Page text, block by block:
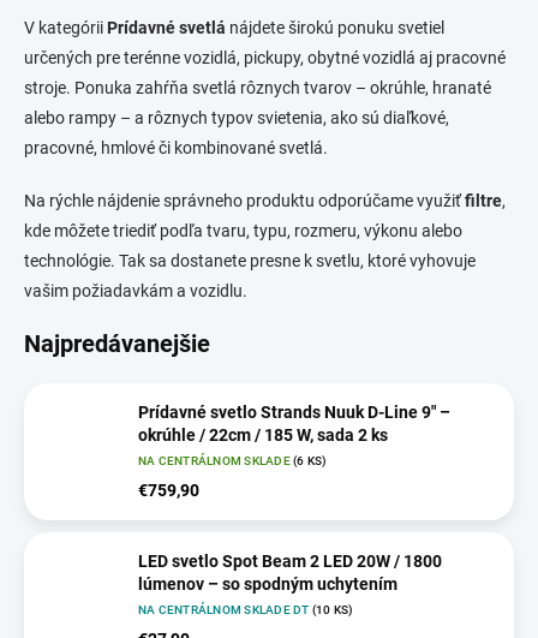
V kategóriiPrídavné svetlá nájdete širokú ponuku svetiel
určených pre terénne vozidlá, pickupy, obytné vozidlá aj pracovné
stroje. Ponuka zahŕňa svetlá rôznych tvarov – okrúhle, hranaté
alebo rampy – a rôznych typov svietenia, ako sú diaľkové,
pracovné, hmlové či kombinované svetlá.
Na rýchle nájdenie správneho produktu odporúčame využiťfiltre,
kde môžete triediť podľa tvaru, typu, rozmeru, výkonu alebo
technológie. Tak sa dostanete presne k svetlu, ktoré vyhovuje
vašim požiadavkám a vozidlu.
Najpredávanejšie
Prídavné svetlo Strands Nuuk D-Line 9" –
okrúhle / 22cm / 185 W, sada 2 ks
NA CENTRÁLNOM SKLADE(6 KS)
€759,90
LED svetlo Spot Beam 2 LED 20W / 1800
lúmenov – so spodným uchytením
NA CENTRÁLNOM SKLADE DT (10 KS)